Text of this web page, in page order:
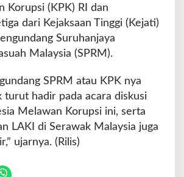
Korupsi (KPK) RI dan
dari Kejaksaan Tinggi (Kejati)
Suruhanjaya
Malaysia (SPRM).
SPRM atau KPK nya
turut hadir pada acara diskusi
Melawan Korupsi ini, serta
LAKI di Serawak Malaysia juga
ujarnya. (Rilis)